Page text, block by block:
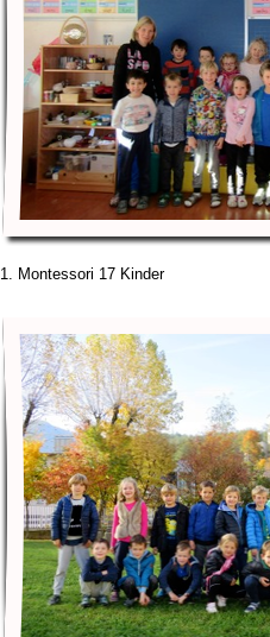
1. Montessori 17 Kinder